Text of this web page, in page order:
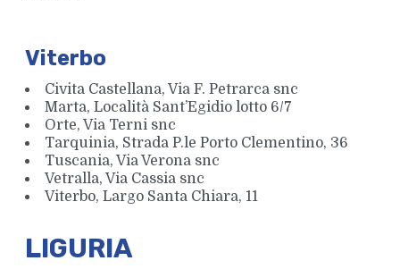
Viterbo
Civita Castellana, Via F. Petrarca snc
Marta, Località Sant’Egidio lotto 6/7
Orte, Via Terni snc
Tarquinia, Strada P.le Porto Clementino, 36
Tuscania, Via Verona snc
Vetralla, Via Cassia snc
Viterbo, Largo Santa Chiara, 11
LIGURIA